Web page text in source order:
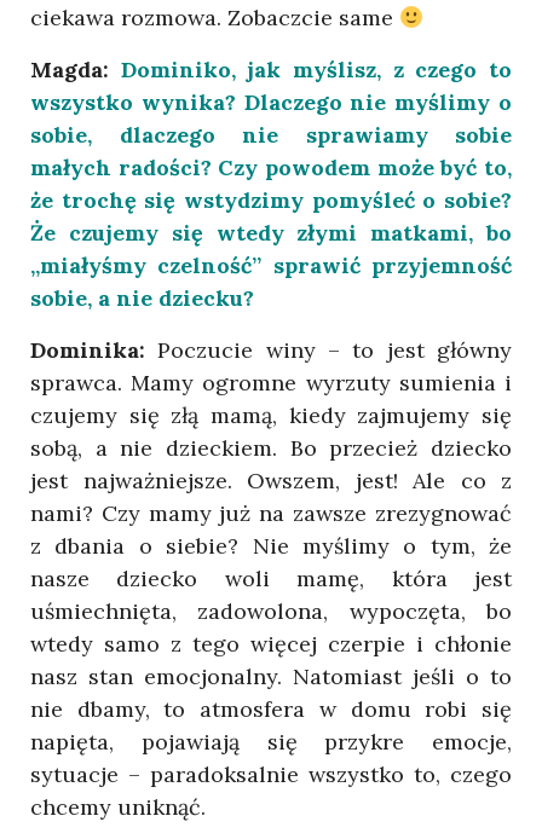
ciekawa rozmowa. Zobaczcie same
Magda: Dominiko, jak myślisz, z czego to
wszystko wynika? Dlaczego nie myślimy o
sobie, dlaczego nie sprawiamy sobie
małych radości? Czy powodem może być to,
że trochę się wstydzimy pomyśleć o sobie?
Że czujemy się wtedy złymi matkami, bo
„miałyśmy czelność” sprawić przyjemność
sobie, a nie dziecku?
Dominika: Poczucie winy – to jest główny
sprawca. Mamy ogromne wyrzuty sumienia i
czujemy się złą mamą, kiedy zajmujemy się
sobą, a nie dzieckiem. Bo przecież dziecko
jest najważniejsze. Owszem, jest! Ale co z
nami? Czy mamy już na zawsze zrezygnować
z dbania o siebie? Nie myślimy o tym, że
nasze dziecko woli mamę, która jest
uśmiechnięta, zadowolona, wypoczęta, bo
wtedy samo z tego więcej czerpie i chłonie
nasz stan emocjonalny. Natomiast jeśli o to
nie dbamy, to atmosfera w domu robi się
napięta, pojawiają się przykre emocje,
sytuacje – paradoksalnie wszystko to, czego
chcemy uniknąć.